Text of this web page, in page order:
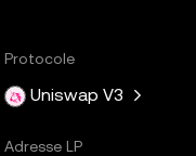
Protocole
Uniswap V3
Adresse LP